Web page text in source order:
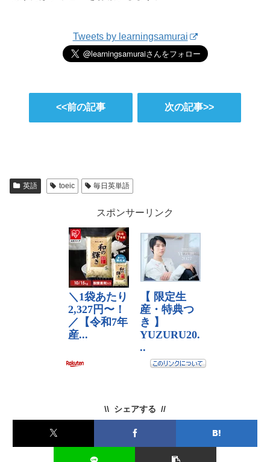
Tweets by learningsamurai
<<前の記事 次の記事>>
英語 toeic 毎日英単語
スポンサーリンク
シェアする